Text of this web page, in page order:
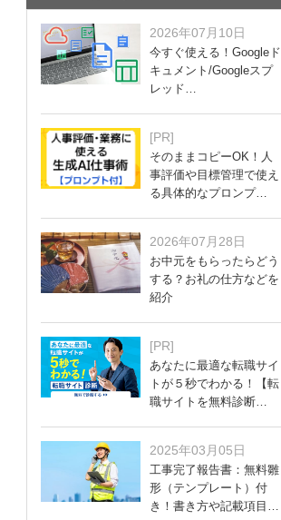
2026年07月10日
今すぐ使える！Googleド
キュメント/Googleスプ
レッド…
[PR]
そのままコピーOK！人
事評価や目標管理で使え
る具体的なプロンプ…
2026年07月28日
お中元をもらったらどう
する？お礼の仕方などを
紹介
[PR]
あなたに最適な転職サイ
トが５秒でわかる！【転
職サイトを無料診断…
2025年03月05日
工事完了報告書：無料雛
形（テンプレート）付
き！書き方や記載項目…